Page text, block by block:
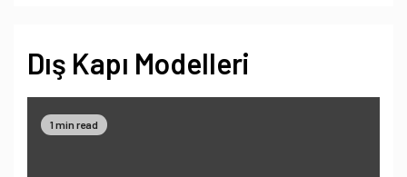
Dış Kapı Modelleri
1 min read